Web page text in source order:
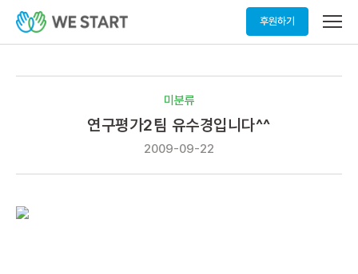
후원하기
메
열
미분류
연구평가2팀 유수경입니다^^
2009-09-22